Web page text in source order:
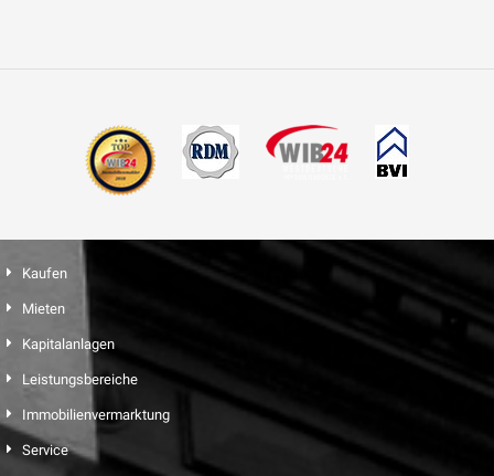
Kaufen
Mieten
Kapitalanlagen
Leistungsbereiche
Immobilienvermarktung
Service